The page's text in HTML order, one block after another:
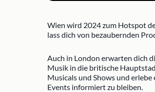
Wien wird 2024 zum Hotspot
lass dich von bezaubernden
Auch in London erwarten dich
Musik in die britische
Musicals und Shows und
Events informiert zu bleiben.